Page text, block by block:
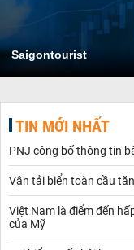
Saigontourist
TIN MỚI NHẤT
PNJ công bố thông tin
Vận tải biển toàn cầu
Việt Nam là điểm đến
của Mỹ